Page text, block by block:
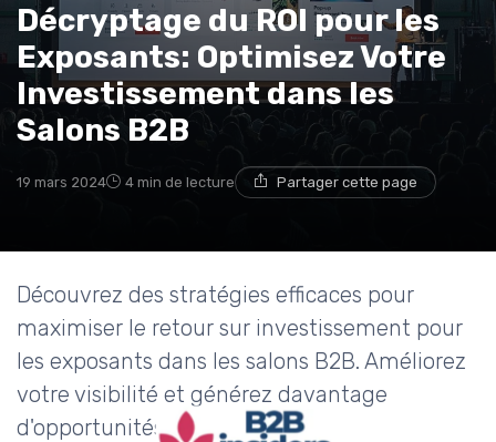
Décryptage du ROI pour les
Exposants: Optimisez Votre
Investissement dans les
Salons B2B
19 mars 2024 4 min de lecture Partager cette page
Découvrez des stratégies efficaces pour
maximiser le retour sur investissement pour
les exposants dans les salons B2B. Améliorez
votre visibilité et générez davantage
d'opportunités commerciales.